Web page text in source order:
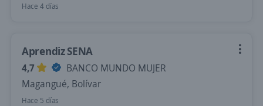
Hace 4 días
Aprendiz SENA
4,7
BANCO MUNDO MUJER
Magangué, Bolívar
Hace 5 días